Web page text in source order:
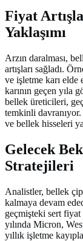
Fiyat
Yaklaşımı
Arzın daralması,
artışları sağladı.
ve işletme karı
karının geçen yıla
bellek üreticileri,
temkinli
ve bellek hisseleri
Gelecek
Stratejileri
Analistler, bellek
kalmaya devam
geçmişteki sert
yılında Micron,
yıllık işletme